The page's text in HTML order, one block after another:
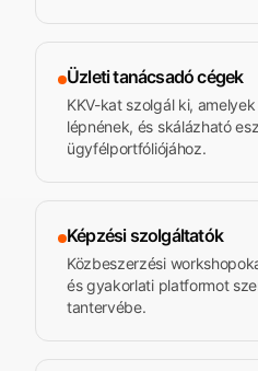
Üzleti tanácsadó cégek
KKV-kat szolgál ki,
lépnének, és skálázható
ügyfélportfóliójához.
Képzési szolgáltatók
Közbeszerzési
és gyakorlati platformot
tantervébe.